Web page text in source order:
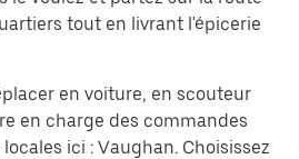
tout en livrant l'épicerie
en voiture, en scouteur
en charge des commandes
ici : Vaughan. Choisissez